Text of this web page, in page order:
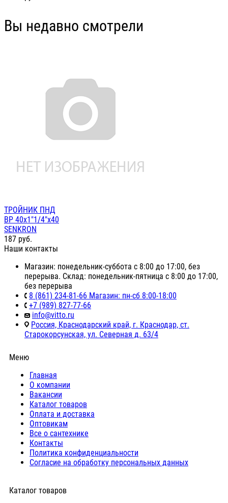
Вы недавно смотрели
ТРОЙНИК ПНД
ВР 40х1"1/4"х40
SENKRON
187 руб.
Наши контакты
Магазин: понедельник-суббота с 8:00 до 17:00, без
перерыва. Склад: понедельник-пятница с 8:00 до 17:00,
без перерыва
8 (861) 234-81-66 Магазин: пн-сб 8:00-18:00
+7 (989) 827-77-66
info@vitto.ru
Россия, Краснодарский край, г. Краснодар, ст.
Старокорсунская, ул. Северная д. 63/4
Меню
Главная
О компании
Вакансии
Каталог товаров
Оплата и доставка
Оптовикам
Все о сантехнике
Контакты
Политика конфиденциальности
Согласие на обработку персональных данных
Каталог товаров